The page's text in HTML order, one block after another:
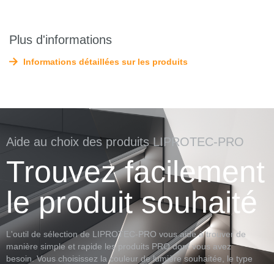
Plus d'informations
Informations détaillées sur les produits
Aide au choix des produits LIPROTEC-PRO
Trouvez facilement
le produit souhaité
L'outil de sélection de LIPROTEC-PRO vous aide à trouver de
manière simple et rapide les produits PRO dont vous avez
besoin. Vous choisissez la couleur de lumière souhaitée, le type